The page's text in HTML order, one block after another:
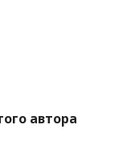
автора